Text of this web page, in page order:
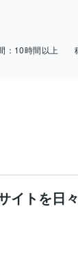
： 10時間以上
イトを日